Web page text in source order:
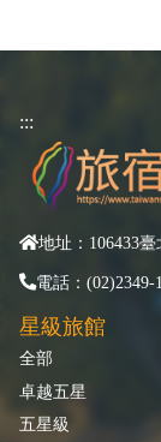
:::
地址：106433
電話：(02)2349-
星級旅館
全部
卓越五星
五星級